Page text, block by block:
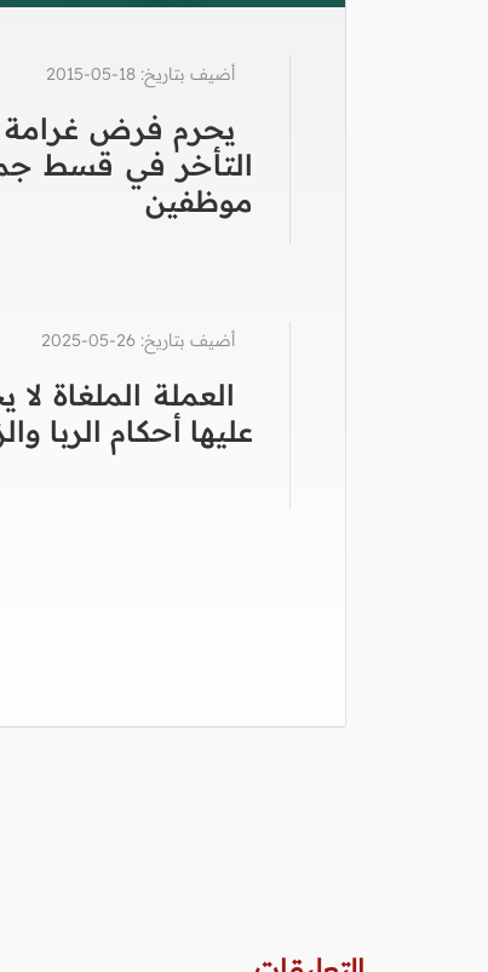
أضيف بتاريخ: 18-05-2015
يحرم فرض غرامة
التأخر في قسط
موظفين
أضيف بتاريخ: 26-05-2025
العملة الملغاة لا
عليها أحكام الربا